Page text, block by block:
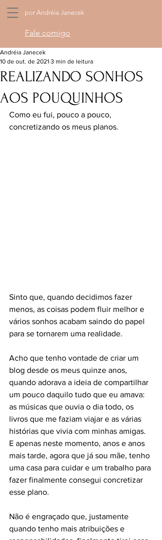
por Andréia Janecek
Fale comigo
REALIZANDO SONHOS
AOS POUQUINHOS
Andréia Janecek
10 de out. de 2021 3 min de leitura
Como eu fui, pouco a pouco,
concretizando os meus planos.
Sinto que, quando decidimos fazer
menos, as coisas podem fluir melhor e
vários sonhos acabam saindo do papel
para se tornarem uma realidade.
Acho que tenho vontade de criar um
blog desde os meus quinze anos,
quando adorava a ideia de compartilhar
um pouco daquilo tudo que eu amava:
as músicas que ouvia o dia todo, os
livros que me faziam viajar e as várias
histórias que vivia com minhas amigas.
E apenas neste momento, anos e anos
mais tarde, agora que já sou mãe, tenho
uma casa para cuidar e um trabalho para
fazer finalmente consegui concretizar
esse plano.
Não é engraçado que, justamente
quando tenho mais atribuições e